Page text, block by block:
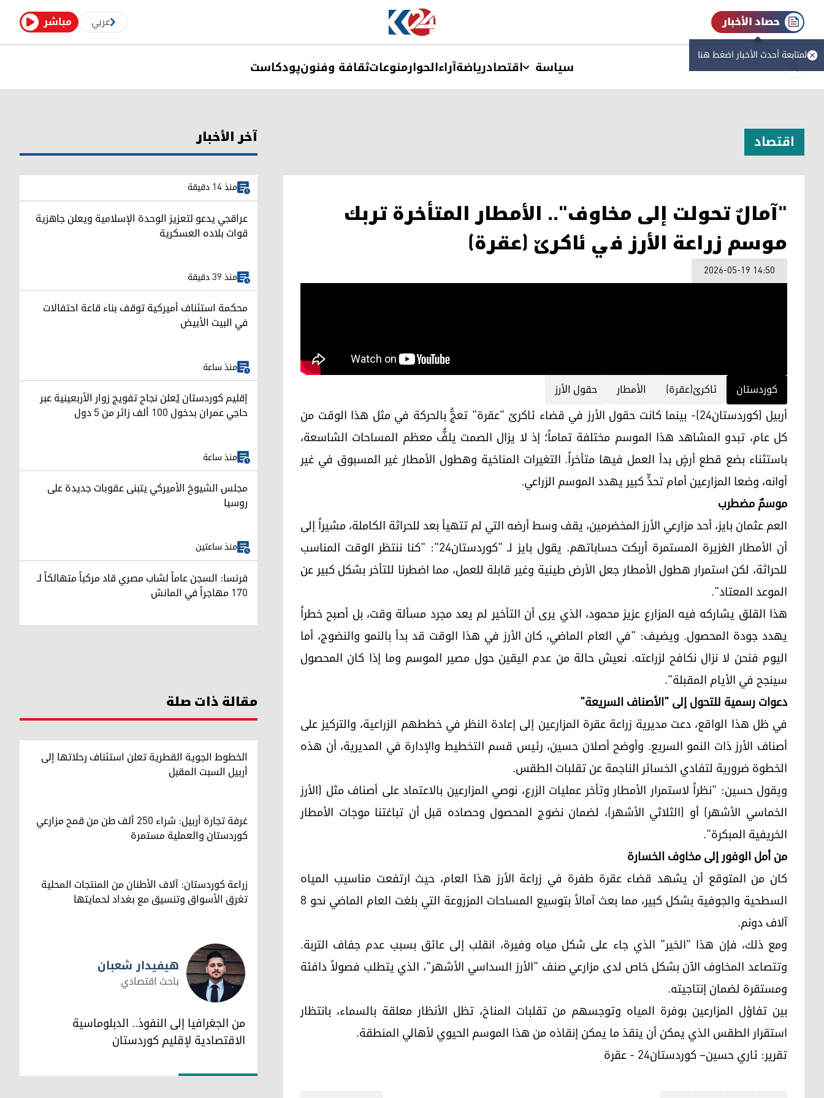
مباشر عربي حصاد الأخبار
لمتابعة أحدث الأخبار اضغط هنا
سیاسة اقتصادریاضةآراءالحوارمنوعاتثقافة وفنونپودکاست
اقتصاد
"آمالٌ تحولت إلى مخاوف".. الأمطار المتأخرة تربك
موسم زراعة الأرز في ئاكرێ (عقرة)
2026-05-19 14:50
کوردستان ئاكرێ(عقرة) الأمطار حقول الأرز
أربيل (كوردستان24)- بينما كانت حقول الأرز في قضاء ئاكرێ "عقرة" تعجُّ بالحركة في مثل هذا الوقت من
كل عام، تبدو المشاهد هذا الموسم مختلفة تماماً؛ إذ لا يزال الصمت يلفُّ معظم المساحات الشاسعة،
باستثناء بضع قطع أرضٍ بدأ العمل فيها متأخراً. التغيرات المناخية وهطول الأمطار غير المسبوق في غير
أوانه، وضعا المزارعين أمام تحدٍّ كبير يهدد الموسم الزراعي.
موسمٌ مضطرب
العم عثمان بايز، أحد مزارعي الأرز المخضرمين، يقف وسط أرضه التي لم تتهيأ بعد للحراثة الكاملة، مشيراً إلى
أن الأمطار الغزيرة المستمرة أربكت حساباتهم. يقول بايز لـ "كوردستان24": "كنا ننتظر الوقت المناسب
للحراثة، لكن استمرار هطول الأمطار جعل الأرض طينية وغير قابلة للعمل، مما اضطرنا للتأخر بشكل كبير عن
الموعد المعتاد".
هذا القلق يشاركه فيه المزارع عزيز محمود، الذي يرى أن التأخير لم يعد مجرد مسألة وقت، بل أصبح خطراً
يهدد جودة المحصول. ويضيف: "في العام الماضي، كان الأرز في هذا الوقت قد بدأ بالنمو والنضوج، أما
اليوم فنحن لا نزال نكافح لزراعته. نعيش حالة من عدم اليقين حول مصير الموسم وما إذا كان المحصول
سينجح في الأيام المقبلة".
دعوات رسمية للتحول إلى "الأصناف السريعة"
في ظل هذا الواقع، دعت مديرية زراعة عقرة المزارعين إلى إعادة النظر في خططهم الزراعية، والتركيز على
أصناف الأرز ذات النمو السريع. وأوضح أصلان حسين، رئيس قسم التخطيط والإدارة في المديرية، أن هذه
الخطوة ضرورية لتفادي الخسائر الناجمة عن تقلبات الطقس.
ويقول حسين: "نظراً لاستمرار الأمطار وتأخر عمليات الزرع، نوصي المزارعين بالاعتماد على أصناف مثل (الأرز
الخماسي الأشهر) أو (الثلاثي الأشهر)، لضمان نضوج المحصول وحصاده قبل أن تباغتنا موجات الأمطار
الخريفية المبكرة".
من أمل الوفور إلى مخاوف الخسارة
كان من المتوقع أن يشهد قضاء عقرة طفرة في زراعة الأرز هذا العام، حيث ارتفعت مناسيب المياه
السطحية والجوفية بشكل كبير، مما بعث آمالاً بتوسيع المساحات المزروعة التي بلغت العام الماضي نحو 8
آلاف دونم.
ومع ذلك، فإن هذا "الخير" الذي جاء على شكل مياه وفيرة، انقلب إلى عائق بسبب عدم جفاف التربة.
وتتصاعد المخاوف الآن بشكل خاص لدى مزارعي صنف "الأرز السداسي الأشهر"، الذي يتطلب فصولاً دافئة
ومستقرة لضمان إنتاجيته.
بين تفاؤل المزارعين بوفرة المياه وتوجسهم من تقلبات المناخ، تظل الأنظار معلقة بالسماء، بانتظار
استقرار الطقس الذي يمكن أن ينقذ ما يمكن إنقاذه من هذا الموسم الحيوي لأهالي المنطقة.
تقرير: ئاري حسين– كوردستان24 - عقرة
آخر الأخبار
منذ 14 دقيقة
عراقجي يدعو لتعزيز الوحدة الإسلامية ويعلن جاهزية
قوات بلاده العسكرية
منذ 39 دقيقة
محكمة استئناف أميركية توقف بناء قاعة احتفالات
في البيت الأبيض
منذ ساعة
إقليم كوردستان يُعلن نجاح تفويج زوار الأربعينية عبر
حاجي عمران بدخول 100 ألف زائر من 5 دول
منذ ساعة
مجلس الشيوخ الأميركي يتبنى عقوبات جديدة على
روسيا
منذ ساعتين
فرنسا: السجن عاماً لشاب مصري قاد مركباً متهالكاً لـ
170 مهاجراً في المانش
مقالة ذات صلة
الخطوط الجوية القطرية تعلن استئناف رحلاتها إلى
أربيل السبت المقبل
غرفة تجارة أربيل: شراء 250 ألف طن من قمح مزارعي
كوردستان والعملية مستمرة
زراعة كوردستان: آلاف الأطنان من المنتجات المحلية
تغرق الأسواق وتنسيق مع بغداد لحمايتها
هيفيدار شعبان
هيفيدار شعبان
باحث اقتصادي
من الجغرافيا إلى النفوذ.. الدبلوماسية
الاقتصادية لإقليم كوردستان